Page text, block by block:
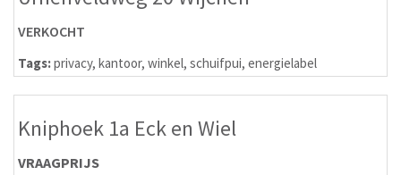
VERKOCHT
Tags:privacy, kantoor, winkel, schuifpui, energielabel
Kniphoek 1a Eck en Wiel
VRAAGPRIJS